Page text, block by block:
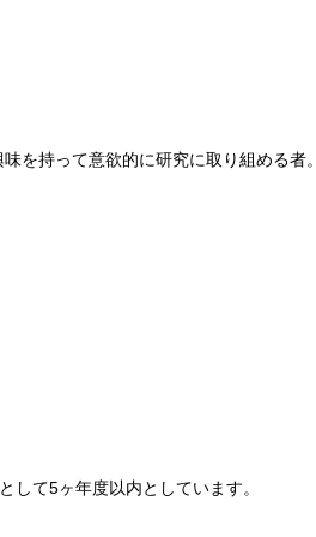
を持って意欲的に研究に取り組める者。
て5ヶ年度以内としています。